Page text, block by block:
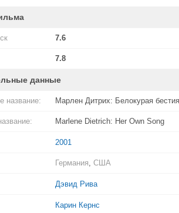
7.6
7.8
данные
название: Марлен Дитрих: Белокурая бестия
Marlene Dietrich: Her Own Song
2001
Германия, США
Дэвид Рива
Карин Кернс